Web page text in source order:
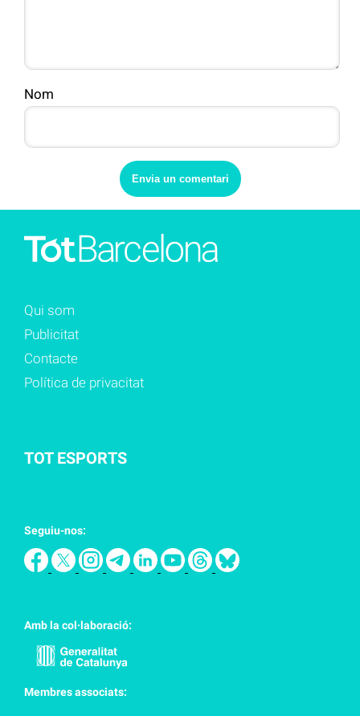
Nom
Qui som
Publicitat
Contacte
Política de privacitat
TOT ESPORTS
Seguiu-nos:
Amb la col·laboració:
Membres associats: